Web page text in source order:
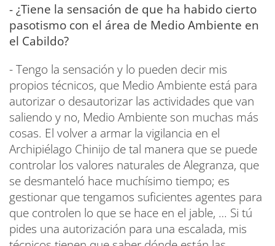
- ¿Tiene la sensación de que ha habido cierto
pasotismo con el área de Medio Ambiente en
el Cabildo?
- Tengo la sensación y lo pueden decir mis
propios técnicos, que Medio Ambiente está para
autorizar o desautorizar las actividades que van
saliendo y no, Medio Ambiente son muchas más
cosas. El volver a armar la vigilancia en el
Archipiélago Chinijo de tal manera que se puede
controlar los valores naturales de Alegranza, que
se desmanteló hace muchísimo tiempo; es
gestionar que tengamos suficientes agentes para
que controlen lo que se hace en el jable, … Si tú
pides una autorización para una escalada, mis